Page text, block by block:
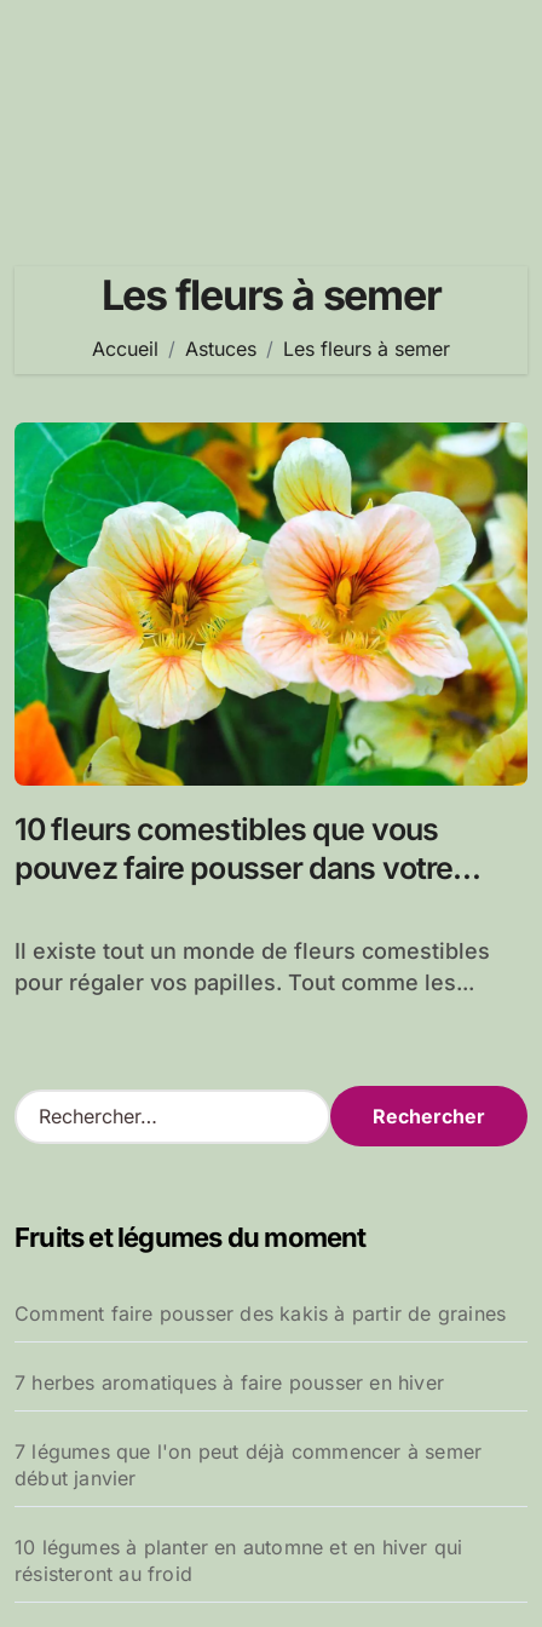
Les fleurs à semer
Accueil Astuces Les fleurs à semer
10 fleurs comestibles que vous
pouvez faire pousser dans votre
Il existe tout un monde de fleurs comestibles
pour régaler vos papilles. Tout comme les...
R
e
r
e
r
:
Fruits et légumes du moment
Comment faire pousser des kakis à partir de graines
7 herbes aromatiques à faire pousser en hiver
7 légumes que l'on peut déjà commencer à semer
début janvier
10 légumes à planter en automne et en hiver qui
résisteront au froid